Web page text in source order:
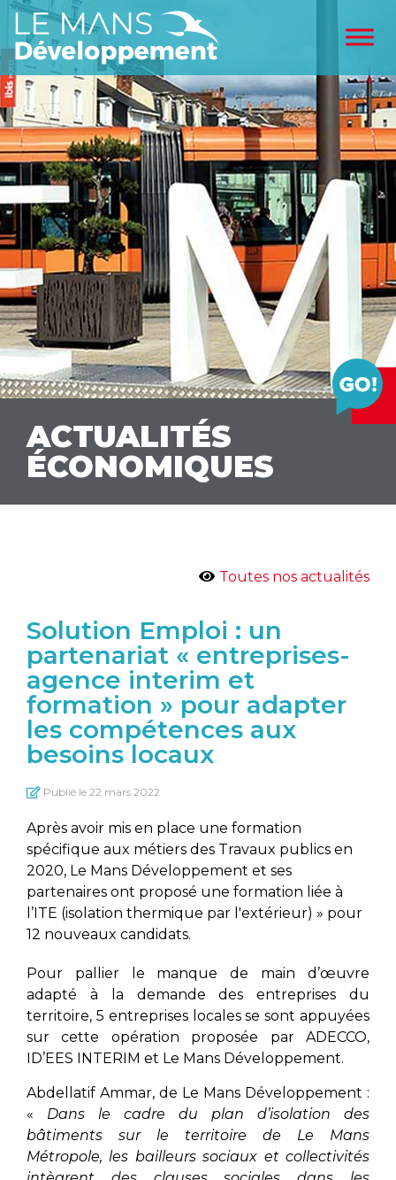
ACTUALITÉS
ÉCONOMIQUES
Toutes nos actualités
Solution Emploi : un
partenariat « entreprises-
agence interim et
formation » pour adapter
les compétences aux
besoins locaux
Publié le 22 mars 2022
Après avoir mis en place une formation
spécifique aux métiers des Travaux publics en
2020, Le Mans Développement et ses
partenaires ont proposé une formation liée à
l’ITE (isolation thermique par l'extérieur) » pour
12 nouveaux candidats.
Pour pallier le manque de main d’œuvre
adapté à la demande des entreprises du
territoire, 5 entreprises locales se sont appuyées
sur cette opération proposée par ADECCO,
ID’EES INTERIM et Le Mans Développement.
Abdellatif Ammar, de Le Mans Développement :
« Dans le cadre du plan d’isolation des
bâtiments sur le territoire de Le Mans
Métropole, les bailleurs sociaux et collectivités